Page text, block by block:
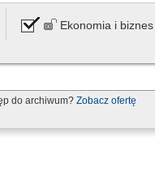
Ekonomia i biznes
do archiwum? Zobacz ofertę